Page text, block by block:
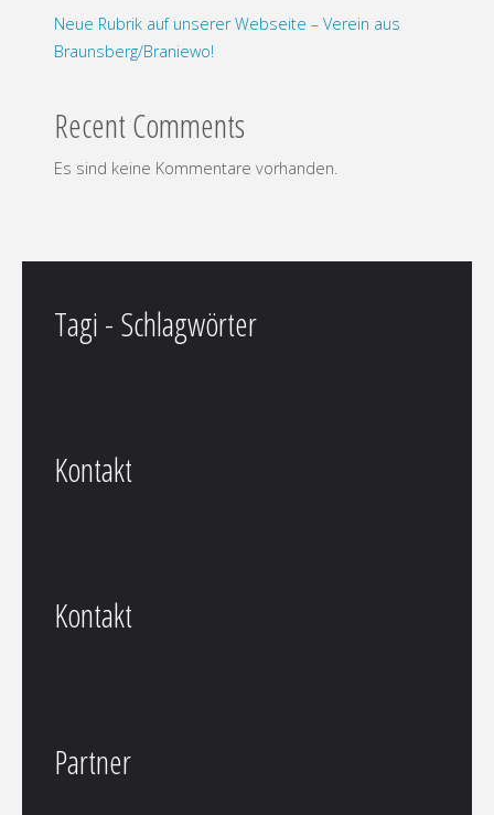
Neue Rubrik auf unserer Webseite – Verein aus
Braunsberg/Braniewo!
Recent Comments
Es sind keine Kommentare vorhanden.
Tagi - Schlagwörter
Kontakt
Kontakt
Partner